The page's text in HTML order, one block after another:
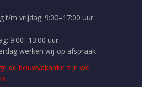
t/m vrijdag: 9:00–17:00 uur
9:00–13:00 uur
werken wij op afspraak
de bouwvakantie zijn we